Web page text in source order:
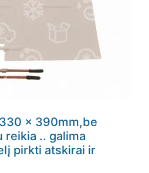
x 390mm,be
reikia .. galima
pirkti atskirai ir